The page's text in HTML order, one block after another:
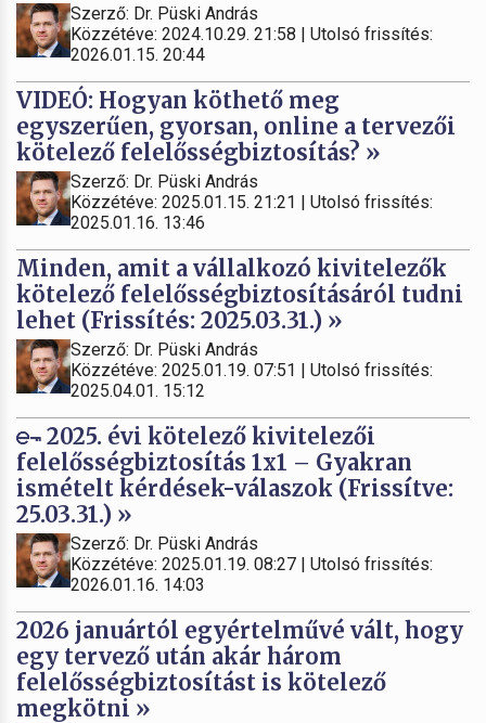
Szerző: Dr. Püski András
Közzétéve: 2024.10.29. 21:58 | Utolsó frissítés:
2026.01.15. 20:44
VIDEÓ: Hogyan köthető meg
egyszerűen, gyorsan, online a tervezői
kötelező felelősségbiztosítás? »
Szerző: Dr. Püski András
Közzétéve: 2025.01.15. 21:21 | Utolsó frissítés:
2025.01.16. 13:46
Minden, amit a vállalkozó kivitelezők
kötelező felelősségbiztosításáról tudni
lehet (Frissítés: 2025.03.31.) »
Szerző: Dr. Püski András
Közzétéve: 2025.01.19. 07:51 | Utolsó frissítés:
2025.04.01. 15:12
2025. évi kötelező kivitelezői
felelősségbiztosítás 1x1 – Gyakran
ismételt kérdések-válaszok (Frissítve:
25.03.31.) »
Szerző: Dr. Püski András
Közzétéve: 2025.01.19. 08:27 | Utolsó frissítés:
2026.01.16. 14:03
2026 januártól egyértelművé vált, hogy
egy tervező után akár három
felelősségbiztosítást is kötelező
megkötni »